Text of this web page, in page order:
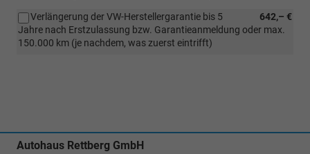
642,– €
Verlängerung der VW-Herstellergarantie bis 5
Jahre nach Erstzulassung bzw. Garantieanmeldung oder max.
150.000 km (je nachdem, was zuerst eintrifft)
Autohaus Rettberg GmbH